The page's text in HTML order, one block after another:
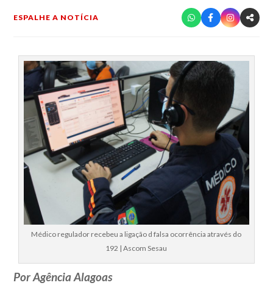
ESPALHE A NOTÍCIA
Médico regulador recebeu a ligação d falsa ocorrência através do
192 | Ascom Sesau
Por Agência Alagoas